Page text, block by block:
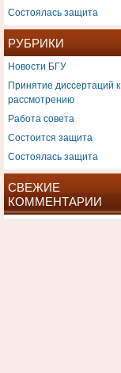
Состоялась защита
РУБРИКИ
Новости БГУ
Принятие диссертаций к
рассмотрению
Работа совета
Состоится защита
Состоялась защита
СВЕЖИЕ
КОММЕНТАРИИ